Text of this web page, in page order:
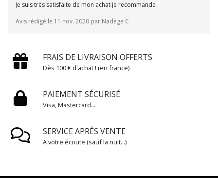
Je suis très satisfaite de mon achat je recommande .
Avis rédigé le 11 nov. 2020 par Nadège C
FRAIS DE LIVRAISON OFFERTS
Dès 100 € d'achat ! (en france)
PAIEMENT SÉCURISÉ
Visa, Mastercard...
SERVICE APRÈS VENTE
A votre écoute (sauf la nuit...)